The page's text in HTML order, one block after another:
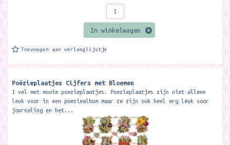
In winkelwagen
Toevoegen aan verlanglijstje
Poëzieplaatjes Cijfers met Bloemen
1 vel met mooie poezieplaatjes. Poezieplaatjes zijn niet alleen
leuk voor in een poeziealbum maar ze zijn ook heel erg leuk voor
journaling en het...